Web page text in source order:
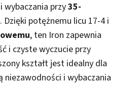
wybaczania przy35-
. Dzięki potężnemu licu 17-4 i
, ten Iron zapewnia
i czyste wyczucie przy
kształt jest idealny dla
i wybaczania